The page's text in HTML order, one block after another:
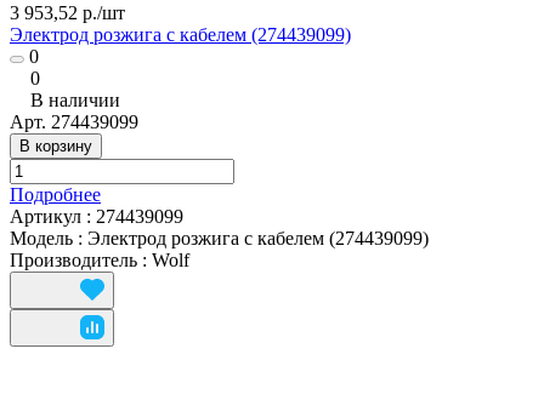
3 953,52 р./шт
Электрод розжига с кабелем (274439099)
0
0
В наличии
Арт. 274439099
В корзину
Подробнее
Артикул : 274439099
Модель : Электрод розжига с кабелем (274439099)
Производитель : Wolf